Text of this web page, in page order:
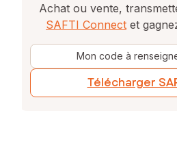
Achat ou vente,
SAFTI Connect et
Mon code à
Télécharger